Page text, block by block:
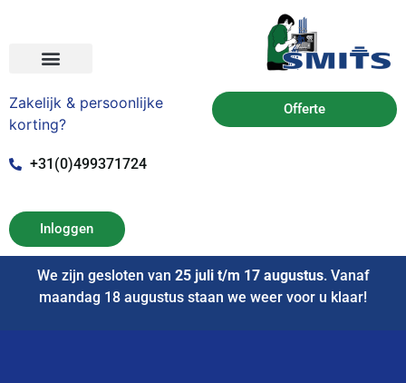
Zakelijk & persoonlijke
korting?
+31(0)499371724
Offerte
Inloggen
We zijn gesloten van 25 juli t/m 17 augustus. Vanaf
maandag 18 augustus staan we weer voor u klaar!